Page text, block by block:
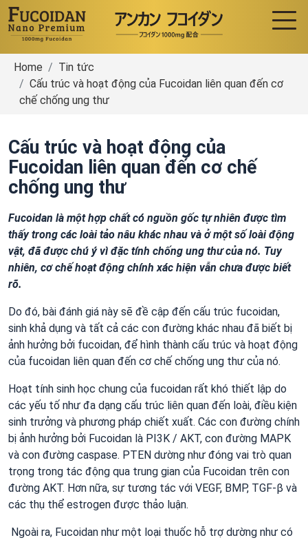
Home
Tin tức
Cấu trúc và hoạt động của Fucoidan liên quan đến cơ
chế chống ung thư
Cấu trúc và hoạt động của
Fucoidan liên quan đến cơ chế
chống ung thư
Fucoidan là một hợp chất có nguồn gốc tự nhiên được tìm
thấy trong các loài tảo nâu khác nhau và ở một số loài động
vật, đã được chú ý vì đặc tính chống ung thư của nó. Tuy
nhiên, cơ chế hoạt động chính xác hiện vẫn chưa được biết
rõ.
Do đó, bài đánh giá này sẽ đề cập đến cấu trúc fucoidan,
sinh khả dụng và tất cả các con đường khác nhau đã biết bị
ảnh hưởng bởi fucoidan, để hình thành cấu trúc và hoạt động
của fucoidan liên quan đến cơ chế chống ung thư của nó.
Hoạt tính sinh học chung của fucoidan rất khó thiết lập do
các yếu tố như đa dạng cấu trúc liên quan đến loài, điều kiện
sinh trưởng và phương pháp chiết xuất. Các con đường chính
bị ảnh hưởng bởi Fucoidan là PI3K / AKT, con đường MAPK
và con đường caspase. PTEN dường như đóng vai trò quan
trọng trong tác động qua trung gian của Fucoidan trên con
đường AKT. Hơn nữa, sự tương tác với VEGF, BMP, TGF-β và
các thụ thể estrogen được thảo luận.
Ngoài ra, Fucoidan như một loại thuốc hỗ trợ dường như có